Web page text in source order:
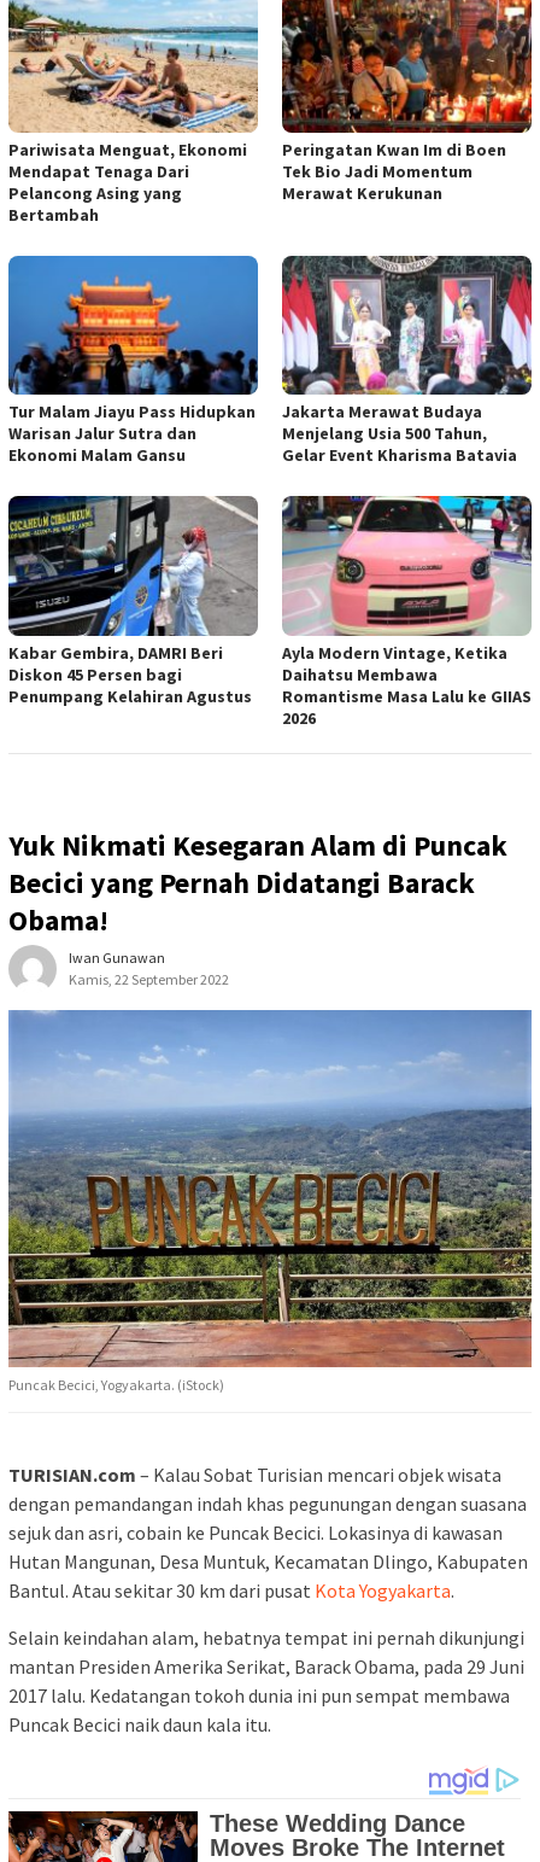
Pariwisata Menguat, Ekonomi
Mendapat Tenaga Dari
Pelancong Asing yang
Bertambah
Peringatan Kwan Im di Boen
Tek Bio Jadi Momentum
Merawat Kerukunan
Tur Malam Jiayu Pass Hidupkan
Warisan Jalur Sutra dan
Ekonomi Malam Gansu
Jakarta Merawat Budaya
Menjelang Usia 500 Tahun,
Gelar Event Kharisma Batavia
Kabar Gembira, DAMRI Beri
Diskon 45 Persen bagi
Penumpang Kelahiran Agustus
Ayla Modern Vintage, Ketika
Daihatsu Membawa
Romantisme Masa Lalu ke GIIAS
2026
Yuk Nikmati Kesegaran Alam di Puncak
Becici yang Pernah Didatangi Barack
Obama!
Iwan Gunawan
Kamis, 22 September 2022
Puncak Becici, Yogyakarta. (iStock)
TURISIAN.com – Kalau Sobat Turisian mencari objek wisata
dengan pemandangan indah khas pegunungan dengan suasana
sejuk dan asri, cobain ke Puncak Becici. Lokasinya di kawasan
Hutan Mangunan, Desa Muntuk, Kecamatan Dlingo, Kabupaten
Bantul. Atau sekitar 30 km dari pusat Kota Yogyakarta.
Selain keindahan alam, hebatnya tempat ini pernah dikunjungi
mantan Presiden Amerika Serikat, Barack Obama, pada 29 Juni
2017 lalu. Kedatangan tokoh dunia ini pun sempat membawa
Puncak Becici naik daun kala itu.